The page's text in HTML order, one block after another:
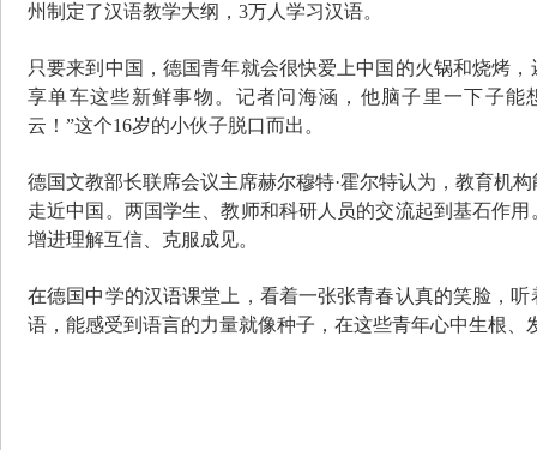
州制定了汉语教学大纲，3万人学习汉语。
只要来到中国，德国青年就会很快爱上中国的火锅和烧烤
享单车这些新鲜事物。记者问海涵，他脑子里一下子能
云！”这个16岁的小伙子脱口而出。
德国文教部长联席会议主席赫尔穆特·霍尔特认为，教育机
走近中国。两国学生、教师和科研人员的交流起到基石作
增进理解互信、克服成见。
在德国中学的汉语课堂上，看着一张张青春认真的笑脸，
语，能感受到语言的力量就像种子，在这些青年心中生根、